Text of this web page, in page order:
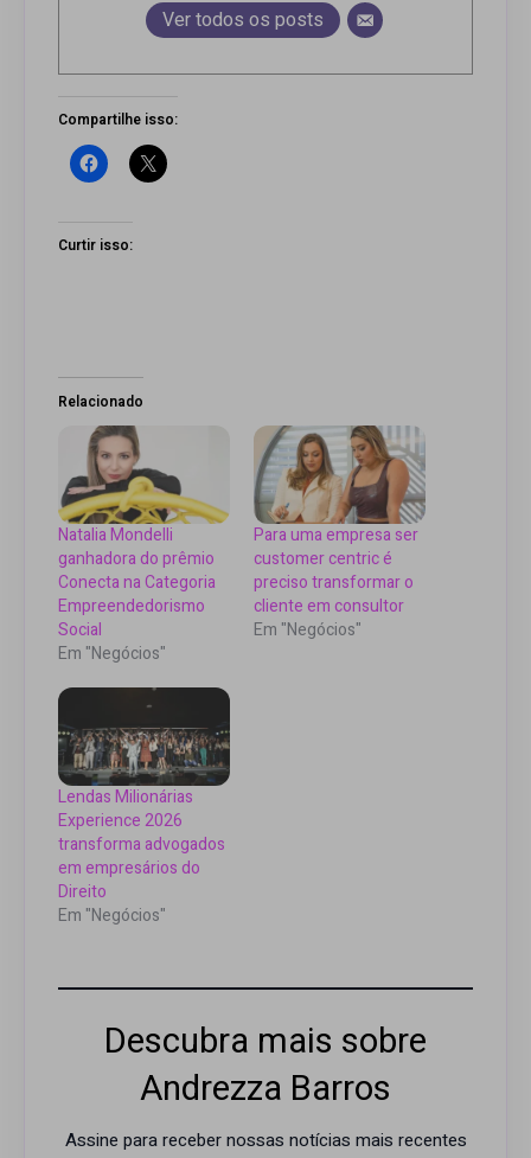
Ver todos os posts
Compartilhe isso:
Curtir isso:
Relacionado
Natalia Mondelli
ganhadora do prêmio
Conecta na Categoria
Empreendedorismo
Social
Em "Negócios"
Para uma empresa ser
customer centric é
preciso transformar o
cliente em consultor
Em "Negócios"
Lendas Milionárias
Experience 2026
transforma advogados
em empresários do
Direito
Em "Negócios"
Descubra mais sobre
Andrezza Barros
Assine para receber nossas notícias mais recentes